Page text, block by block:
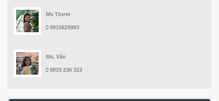
Ms Thơm
0915829983
Ms. Vân
0833 236 323